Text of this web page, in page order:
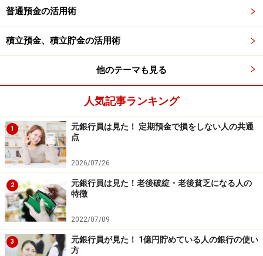
※記事内容は執筆時点のものです。最新の内容をご確認くださ
い。
本記事の内容は一般的な情報提供を目的としており、特定の金融
商品や投資行動を推奨するものではありません。
投資や資産運用に関する最終的なご判断はご自身の責任において
掲載情報の正確性・完全性については十分に配慮しております
が、その内容を保証するものではなく、これに基づく損失・損害
などについて当社は一切の責任を負いません。
最新の情報や詳細については、必ず各金融機関やサービス提供者
の公式情報をご確認ください。
【編集部からのお知らせ】
・「家計」について、
中です！
※抽選で20名にAmazonギフト券1000円分プレゼント
※謝礼付きの限定アンケートやモニター企画に参加が可能に
なります
普通預金の活用術
積立預金、積立貯金の活用術
他のテーマも見る
人気記事ランキング
1
元銀行員は見た！ 定期預金で損をしない人の共通
点
2026/07/26
2
元銀行員は見た！老後破綻・老後貧乏になる人の
特徴
2022/07/09
3
元銀行員が見た！ 1億円貯めている人の銀行の使い
方